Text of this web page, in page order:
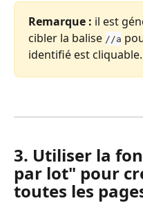
Remarque : il est
cibler la balise //a
identifié est cliquable.
3. Utiliser la
par lot" pour
toutes les